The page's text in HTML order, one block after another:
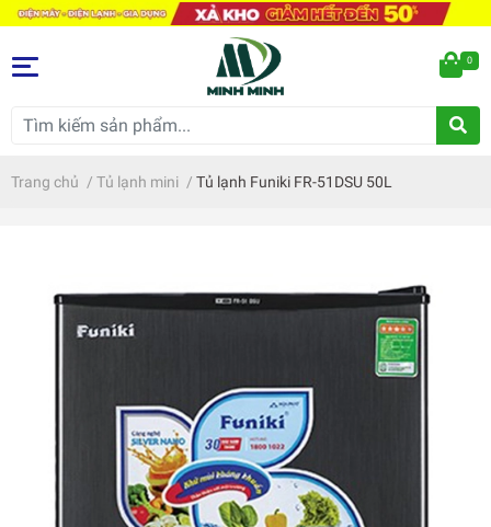
0
Trang chủ / Tủ lạnh mini / Tủ lạnh Funiki FR-51DSU 50L